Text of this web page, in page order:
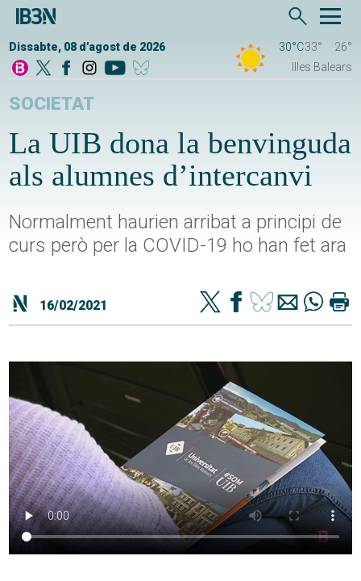
Dissabte, 08 d'agost de 2026 30°C33°
26°
Illes Balears
SOCIETAT
La UIB dona la benvinguda
als alumnes d’intercanvi
Normalment haurien arribat a principi de
curs però per la COVID-19 ho han fet ara
16/02/2021